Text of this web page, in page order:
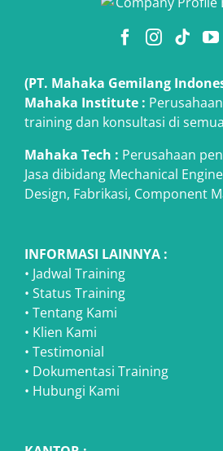
(PT. Mahaka Gemilang
Mahaka Institute :
training dan konsultasi di
Mahaka Tech : Perusahaan
Jasa dibidang Mechanical
Design, Fabrikasi, Component
INFORMASI LAINNYA :
• Jadwal Training
• Status Training
• Tentang Kami
• Klien Kami
• Testimonial
• Dokumentasi Training
• Hubungi Kami